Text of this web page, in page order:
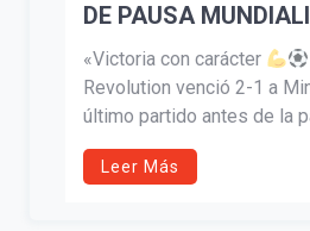
DE PAUSA
«Victoria con carácter
Revolution venció 2-1 a
último partido antes de la
Goles de Carles Gil y Luca
Turner gigante bajo los
Leer Más